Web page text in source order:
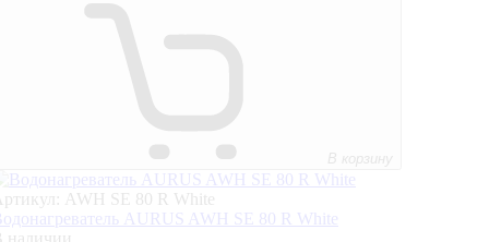
В корзину
AWH SE 80 R White
AURUS AWH SE 80 R White
наличии